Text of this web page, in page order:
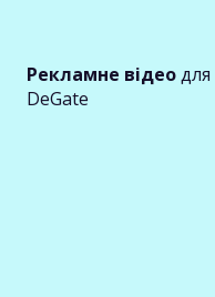
Рекламне відеодля
DeGate